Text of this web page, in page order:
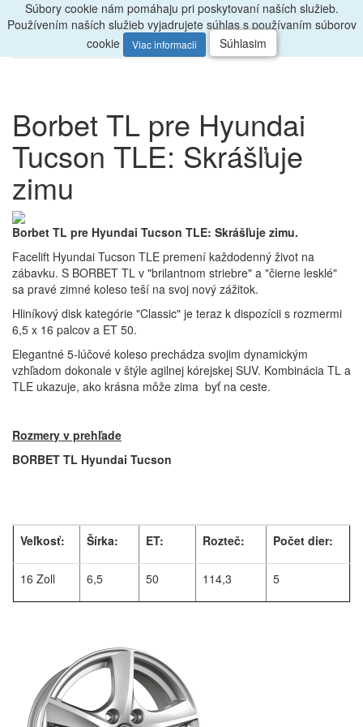
Radiporadíme, zavolajte047/4397722
Menu
0
Borbet TL pre Hyundai
Tucson TLE: Skrášľuje
zimu
Borbet TL pre Hyundai Tucson TLE: Skrášľuje zimu.
Facelift Hyundai Tucson TLE premení každodenný život na
zábavku. S BORBET TL v "brilantnom striebre" a "čierne lesklé"
sa pravé zimné koleso teší na svoj nový zážitok.
Hliníkový disk kategórie "Classic" je teraz k dispozícii s rozmermi
6,5 x 16 palcov a ET 50.
Elegantné 5-lúčové koleso prechádza svojim dynamickým
vzhľadom dokonale v štýle agilnej kórejskej SUV. Kombinácia TL a
TLE ukazuje, ako krásna môže zima byť na ceste.
Rozmery v prehľade
BORBET TL Hyundai Tucson
Veľkosť: Šírka: ET: Rozteč: Počet dier:
16 Zoll 6,5 50 114,3 5
Súbory cookie nám pomáhaju pri poskytovaní naších služieb.
Používením naších služieb vyjadrujete súhlas s používaním súborov
cookie
Viac informacii Súhlasim